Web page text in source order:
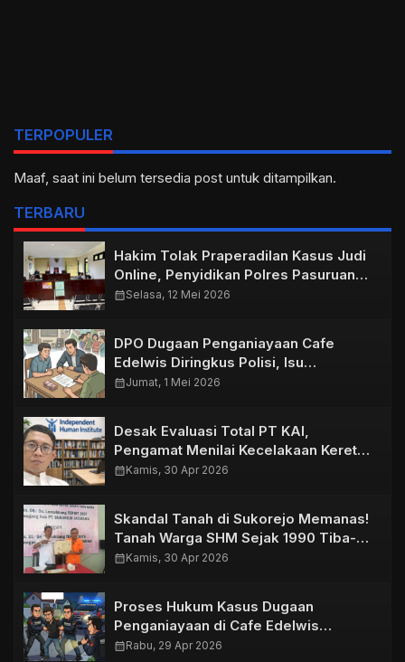
TERPOPULER
Maaf, saat ini belum tersedia post untuk ditampilkan.
TERBARU
Hakim Tolak Praperadilan Kasus Judi
Online, Penyidikan Polres Pasuruan
Kota Dinyatakan Sah
calendar_monthSelasa, 12 Mei 2026
DPO Dugaan Penganiayaan Cafe
Edelwis Diringkus Polisi, Isu
Perdamaian Santer di Masyarakat
calendar_monthJumat, 1 Mei 2026
Desak Evaluasi Total PT KAI,
Pengamat Menilai Kecelakaan Kereta
di Bekasi Timur Akibat Kelalaian
calendar_monthKamis, 30 Apr 2026
Skandal Tanah di Sukorejo Memanas!
Tanah Warga SHM Sejak 1990 Tiba-
Tiba Dipagar Hingga Berdiri
calendar_monthKamis, 30 Apr 2026
Proses Hukum Kasus Dugaan
Penganiayaan di Cafe Edelwis
Purwosari Terus Berjalan, Unit
calendar_monthRabu, 29 Apr 2026